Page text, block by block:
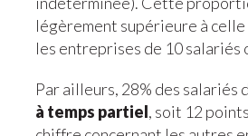
légèrement supérieure à
les entreprises de 10 salariés
Par ailleurs, 28% des salariés
à temps partiel, soit 12